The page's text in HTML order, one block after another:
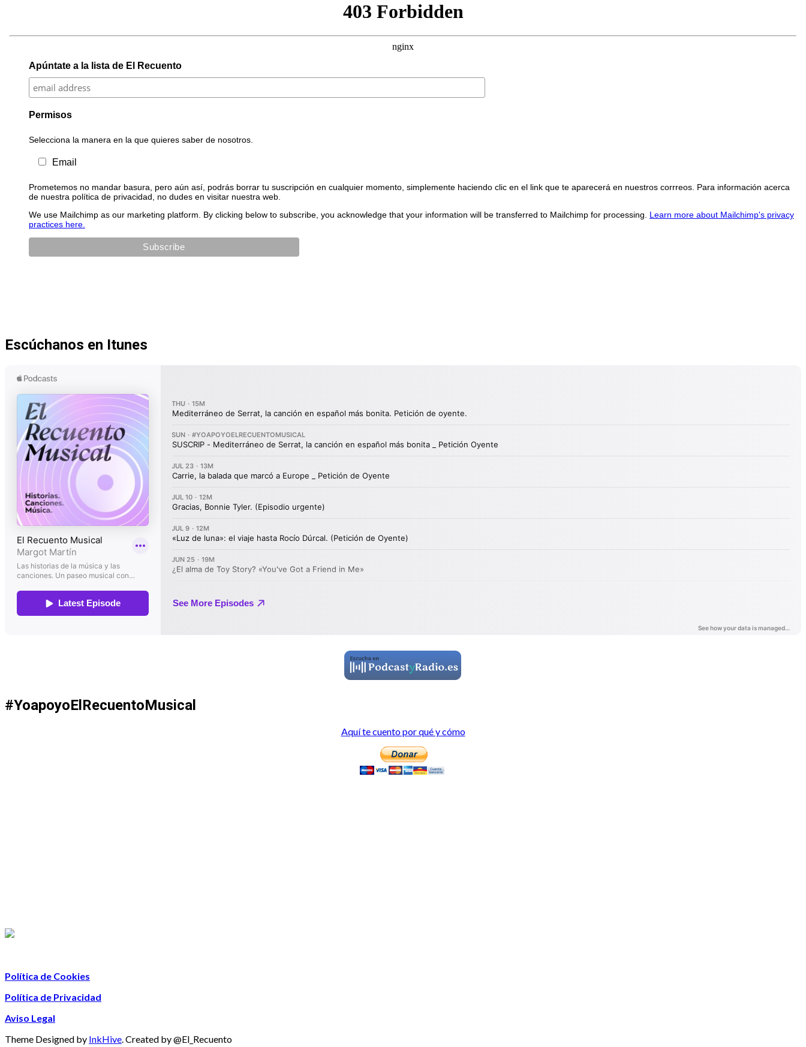
Apúntate a la lista de El Recuento
Permisos
Selecciona la manera en la que quieres saber de nosotros.
Email
Prometemos no mandar basura, pero aún así, podrás borrar tu suscripción en cualquier momento, simplemente haciendo clic en el link que te aparecerá en nuestros corrreos. Para información acerca
de nuestra política de privacidad, no dudes en visitar nuestra web.
We use Mailchimp as our marketing platform. By clicking below to subscribe, you acknowledge that your information will be transferred to Mailchimp for processing. Learn more about Mailchimp's privacy
practices here.
Escúchanos en Itunes
#YoapoyoElRecuentoMusical
Aquí te cuento por qué y cómo
Política de Cookies
Política de Privacidad
Aviso Legal
Theme Designed by InkHive Created by @El_Recuento